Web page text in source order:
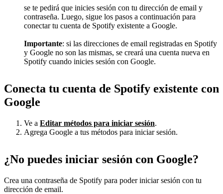
se te pedirá que inicies sesión con tu dirección de email y
contraseña. Luego, sigue los pasos a continuación para
conectar tu cuenta de Spotify existente a Google.
Importante: si las direcciones de email registradas en Spotify
y Google no son las mismas, se creará una cuenta nueva en
Spotify cuando inicies sesión con Google.
Conecta tu cuenta de Spotify existente con
Google
Ve a Editar métodos para iniciar sesión.
Agrega Google a tus métodos para iniciar sesión.
¿No puedes iniciar sesión con Google?
Crea una contraseña de Spotify para poder iniciar sesión con tu
dirección de email.